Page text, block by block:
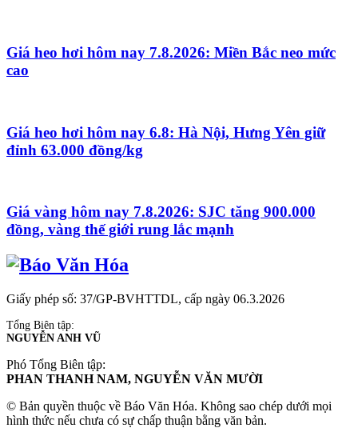
Giá heo hơi hôm nay 7.8.2026: Miền Bắc neo mức
cao
Giá heo hơi hôm nay 6.8: Hà Nội, Hưng Yên giữ
đỉnh 63.000 đồng/kg
Giá vàng hôm nay 7.8.2026: SJC tăng 900.000
đồng, vàng thế giới rung lắc mạnh
Giấy phép số: 37/GP-BVHTTDL, cấp ngày 06.3.2026
Tổng Biên tập:
NGUYỄN ANH VŨ
Phó Tổng Biên tập:
PHAN THANH NAM, NGUYỄN VĂN MƯỜI
© Bản quyền thuộc về Báo Văn Hóa. Không sao chép dưới mọi
hình thức nếu chưa có sự chấp thuận bằng văn bản.